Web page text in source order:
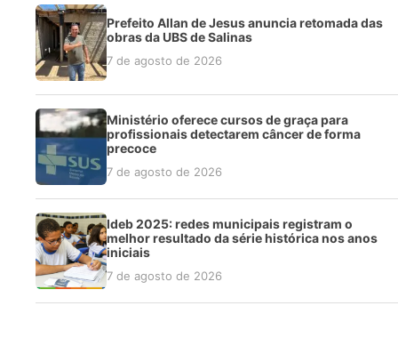
Prefeito Allan de Jesus anuncia retomada das
obras da UBS de Salinas
7 de agosto de 2026
Ministério oferece cursos de graça para
profissionais detectarem câncer de forma
precoce
7 de agosto de 2026
Ideb 2025: redes municipais registram o
melhor resultado da série histórica nos anos
iniciais
7 de agosto de 2026